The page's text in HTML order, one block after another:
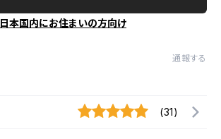
日本国内にお住まいの方向け
通報する
(31)